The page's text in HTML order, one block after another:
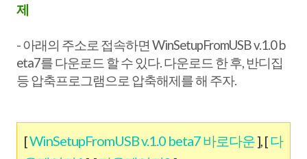
제
- 아래의 주소로 접속하면 WinSetupFromUSB v.1.0 b
eta7를 다운로드 할 수 있다. 다운로드 한 후, 반디집
등 압축프로그램으로 압축해제를 해 주자.
[WinSetupFromUSB v.1.0 beta7 바로다운], [다